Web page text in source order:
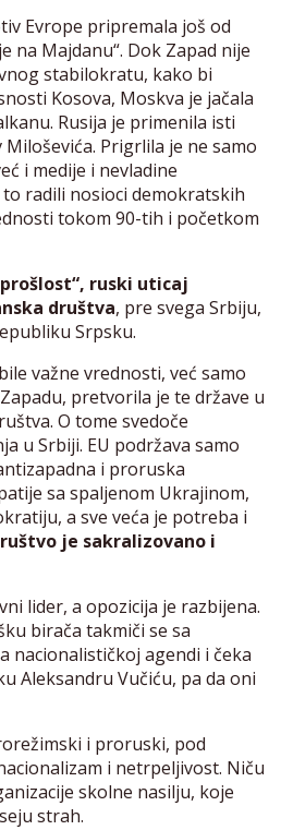
Evrope pripremala još od
na Majdanu“. Dok Zapad nije
stabilokratu, kako bi
Kosova, Moskva je jačala
Rusija je primenila isti
Prigrlila je ne samo
i medije i nevladine
radili nosioci demokratskih
tokom 90-tih i početkom
ruski uticaj
društva, pre svega Srbiju,
Srpsku.
važne vrednosti, već samo
pretvorila je te države u
O tome svedoče
u Srbiji. EU podržava samo
i proruska
sa spaljenom Ukrajinom,
a sve veća je potreba i
je sakralizovano i
lider, a opozicija je razbijena.
birača takmiči se sa
nacionalističkoj agendi i čeka
Aleksandru Vučiću, pa da oni
i proruski, pod
i netrpeljivost. Niču
skolne nasilju, koje
strah.